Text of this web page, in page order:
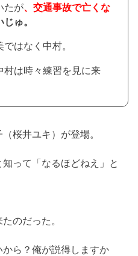
たが 、交通事故で亡くな
じゅ。
はなく中村。
村は時々練習を見に来
桜井ユキ）が登場。
って「なるほどねえ」と
のだった。
ら？俺が説得しますか